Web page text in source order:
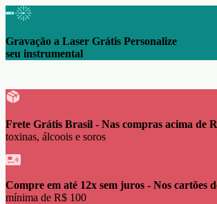
Gravação a Laser Grátis Personalize
seu instrumental
Frete Grátis Brasil - Nas compras acima de
toxinas, álcoois e soros
Compre em até 12x sem juros - Nos cartões
mínima de R$ 100